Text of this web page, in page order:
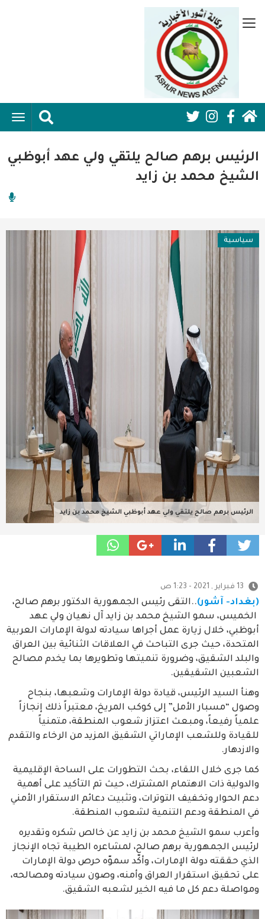
إلى
Social
Media:
Header
الرئيس برهم صالح يلتقي ولي عهد أبوظبي
الشيخ محمد بن زايد
سياسية
الرئيس برهم صالح يلتقي ولي عهد أبوظبي الشيخ محمد بن زايد
13 فبراير , 2021 - 1:23 ص
(بغداد- آشور)..التقى رئيس الجمهورية الدكتور برهم صالح،
الخميس، سمو الشيخ محمد بن زايد آل نهيان ولي عهد
أبوظبي، خلال زيارة عمل أجراها سيادته لدولة الإمارات العربية
المتحدة، حيث جرى التباحث في العلاقات الثنائية بين العراق
والبلد الشقيق، وضرورة تنميتها وتطويرها بما يخدم مصالح
الشعبين الشقيقين.
وهنأ السيد الرئيس، قيادة دولة الإمارات وشعبها، بنجاح
وصول “مسبار الأمل” إلى كوكب المريخ، معتبراً ذلك إنجازاً
علمياً رفيعاً، ومبعث اعتزاز شعوب المنطقة، متمنياً
للقيادة وللشعب الإماراتي الشقيق المزيد من الرخاء والتقدم
والازدهار.
كما جرى خلال اللقاء، بحث التطورات على الساحة الإقليمية
والدولية ذات الاهتمام المشترك، حيث تم التأكيد على أهمية
دعم الحوار وتخفيف التوترات، وتثبيت دعائم الاستقرار الأمني
في المنطقة ودعم التنمية لشعوب المنطقة.
وأعرب سمو الشيخ محمد بن زايد عن خالص شكره وتقديره
لرئيس الجمهورية برهم صالح، لمشاعره الطيبة تجاه الإنجاز
الذي حققته دولة الإمارات، وأكّد سموّه حرص دولة الإمارات
على تحقيق استقرار العراق وأمنه، وصون سيادته ومصالحه،
ومواصلة دعم كل ما فيه الخير لشعبه الشقيق.
قائمة
جانبية
الرئيسية
اقتصاد واعمال
رياضة
فن وثقافة
عربية ودولية
تقنيات
تحقيقات صحفية
مقالات
عامة ومنوعات
طب وصحة